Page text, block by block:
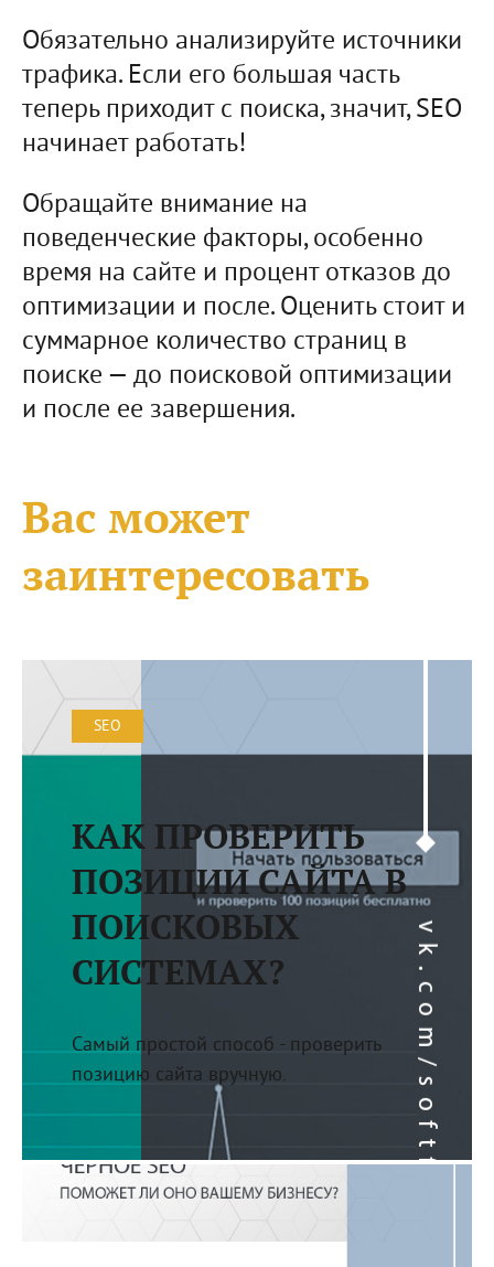
Обязательно анализируйте источники
трафика. Если его большая часть
теперь приходит с поиска, значит, SEO
начинает работать!
Обращайте внимание на
поведенческие факторы, особенно
время на сайте и процент отказов до
оптимизации и после. Оценить стоит и
суммарное количество страниц в
поиске — до поисковой оптимизации
и после ее завершения.
Вас может
заинтересовать
SEO
КАК ПРОВЕРИТЬ
ПОЗИЦИИ САЙТА В
ПОИСКОВЫХ
СИСТЕМАХ?
Самый простой способ - проверить
позицию сайта вручную.